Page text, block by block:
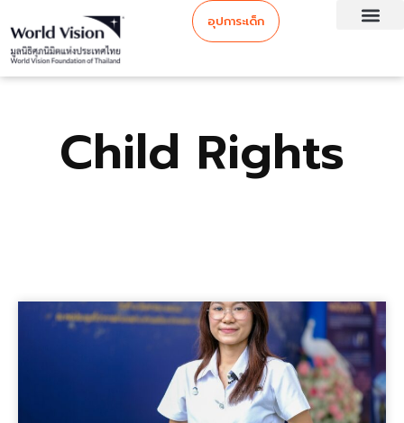
อุปการะเด็ก
Child Rights